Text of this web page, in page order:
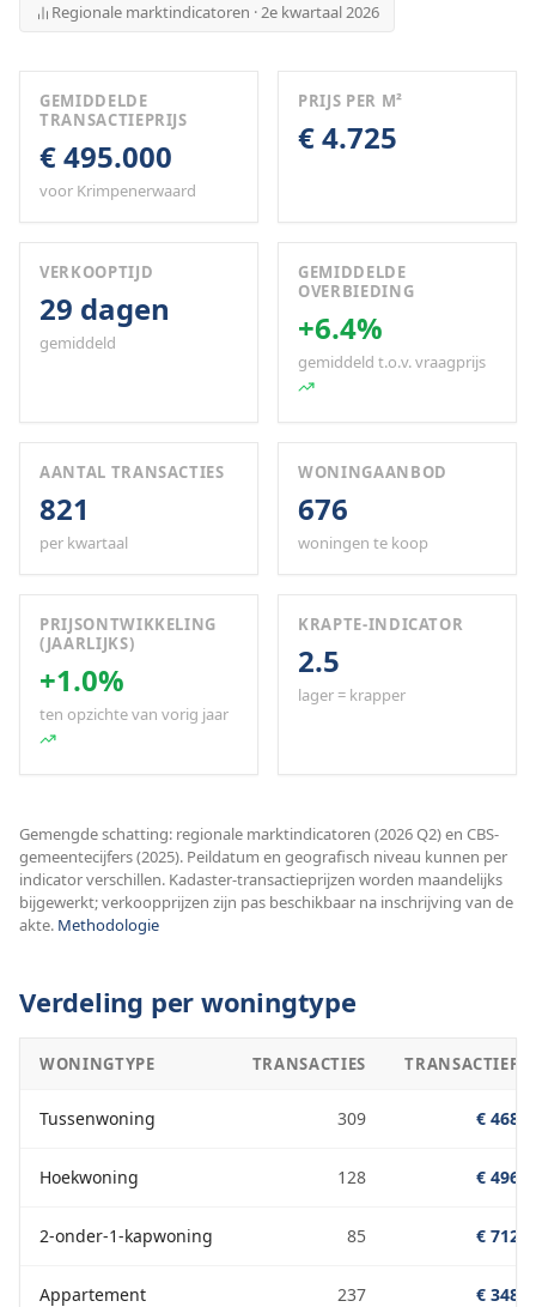
Regionale marktindicatoren · 2e kwartaal 2026
GEMIDDELDE
TRANSACTIEPRIJS
€ 495.000
voor Krimpenerwaard
PRIJS PER M²
€ 4.725
VERKOOPTIJD
29 dagen
gemiddeld
GEMIDDELDE
OVERBIEDING
+6.4%
gemiddeld t.o.v. vraagprijs
AANTAL TRANSACTIES
821
per kwartaal
WONINGAANBOD
676
woningen te koop
PRIJSONTWIKKELING
(JAARLIJKS)
+1.0%
ten opzichte van vorig jaar
KRAPTE-INDICATOR
2.5
lager = krapper
Gemengde schatting: regionale marktindicatoren (2026 Q2) en CBS-
gemeentecijfers (2025). Peildatum en geografisch niveau kunnen per
indicator verschillen. Kadaster-transactieprijzen worden maandelijks
bijgewerkt; verkoopprijzen zijn pas beschikbaar na inschrijving van de
akte. Methodologie
Verdeling per woningtype
WONINGTYPE TRANSACTIES
Tussenwoning 309 €
Hoekwoning 128 €
2-onder-1-kapwoning 85 €
Appartement 237 €